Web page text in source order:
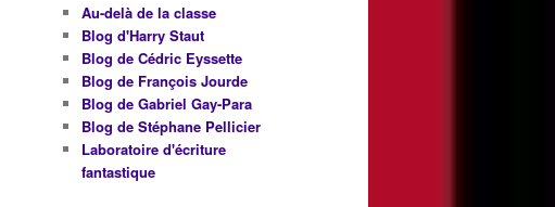
Au-delà de la classe
Blog d'Harry Staut
Blog de Cédric Eyssette
Blog de François Jourde
Blog de Gabriel Gay-Para
Blog de Stéphane Pellicier
Laboratoire d'écriture
fantastique